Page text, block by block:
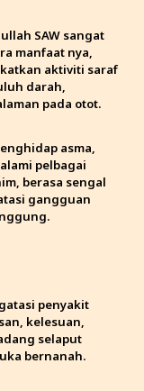
SAW sangat
manfaat nya,
aktiviti saraf
darah,
pada otot.
asma,
pelbagai
berasa sengal
gangguan
penyakit
kelesuan,
selaput
bernanah.